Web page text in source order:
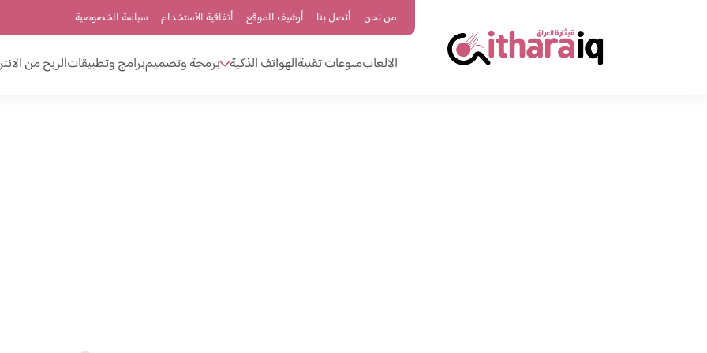
من نحن أتصل بنا أرشيف الموقع أتفاقية الأستخدام سياسة الخصوصية
الالعابمنوعات تقنيةالهواتف الذكية برمجة وتصميمبرامج وتطبيقاتالربح من